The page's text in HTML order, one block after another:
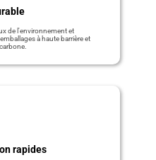
de l'environnement et
à haute barrière et
rapides